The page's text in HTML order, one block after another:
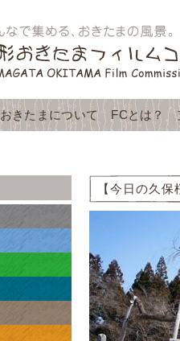
おきたまについて FCとは？
【今日の久